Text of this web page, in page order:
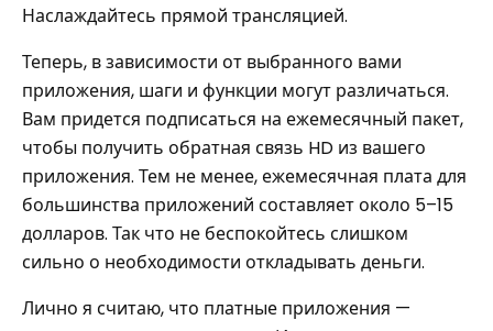
Наслаждайтесь прямой трансляцией.
Теперь, в зависимости от выбранного вами
приложения, шаги и функции могут различаться.
Вам придется подписаться на ежемесячный пакет,
чтобы получить обратная связь HD из вашего
приложения. Тем не менее, ежемесячная плата для
большинства приложений составляет около 5–15
долларов. Так что не беспокойтесь слишком
сильно о необходимости откладывать деньги.
Лично я считаю, что платные приложения —